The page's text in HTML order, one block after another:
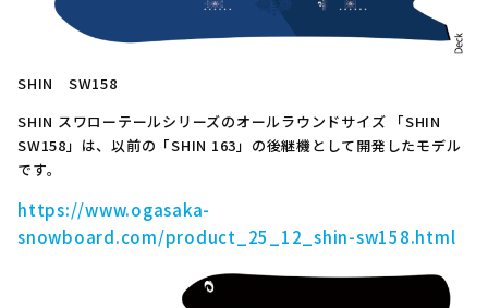
SHIN SW158
SHIN スワローテールシリーズのオールラウンドサイズ 「SHIN
SW158」は、以前の「SHIN 163」の後継機として開発したモデル
です。
https://www.ogasaka-
snowboard.com/product_25_12_shin-sw158.html